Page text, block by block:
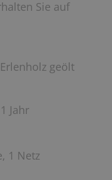
Sie auf
geölt
Jahr
1 Netz